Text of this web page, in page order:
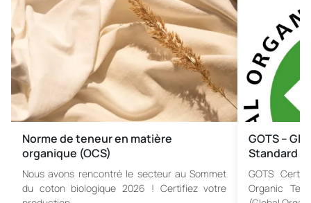
Norme de teneur en matière
organique (OCS)
Nous avons rencontré le secteur au Sommet
du coton biologique 2026 ! Certifiez votre
GOTS –
Standard
GOTS
Organic